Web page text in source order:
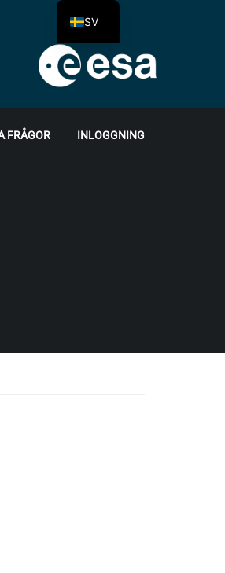
FRÅGOR INLOGGNING
SV